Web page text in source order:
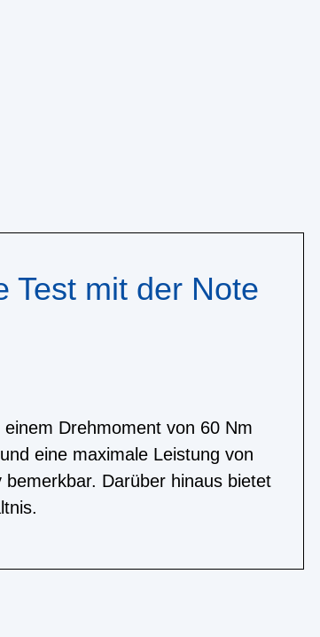
Test mit der Note
Drehmoment von 60 Nm
eine maximale Leistung von
Darüber hinaus bietet